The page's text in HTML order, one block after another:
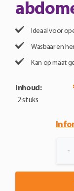
Ideaal voor
Wasbaar en
Kan op maat
Inhoud:
2 stuks
-